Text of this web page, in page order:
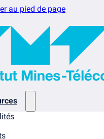
au pied de page